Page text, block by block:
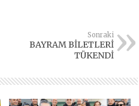
Sonraki
BAYRAM BİLETLERİ
TÜKENDİ